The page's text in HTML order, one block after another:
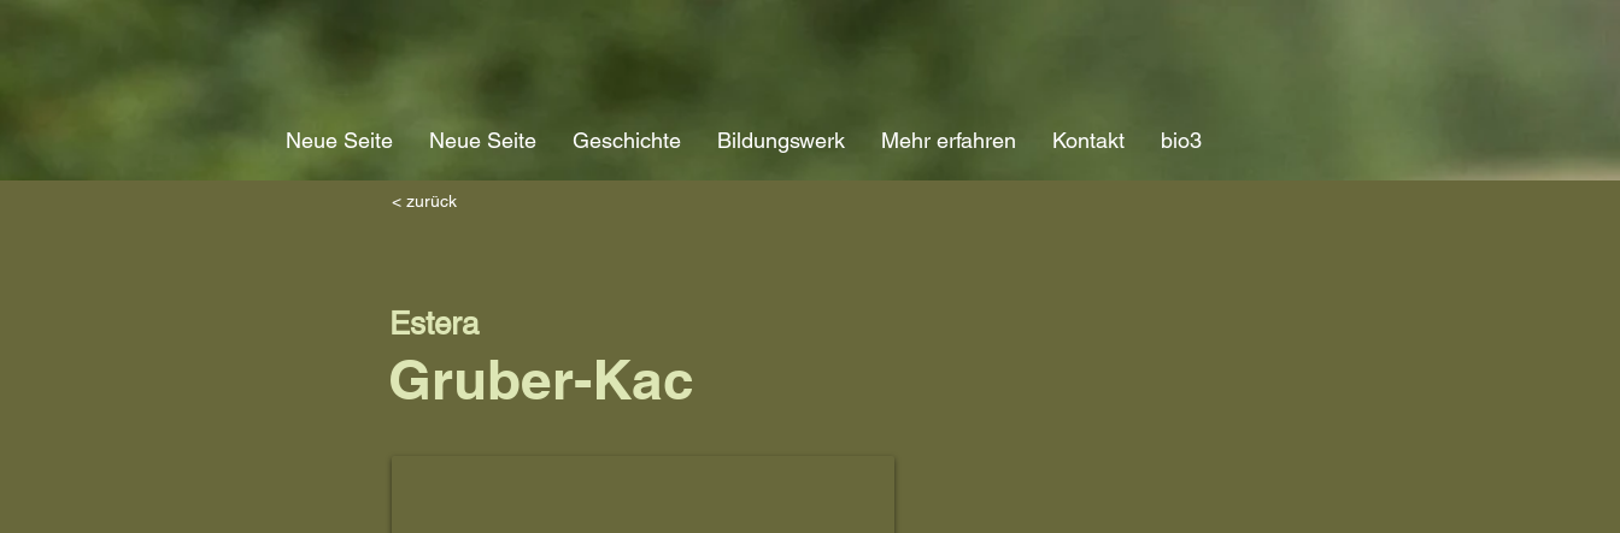
Neue Seite Neue Seite Geschichte Bildungswerk Mehr erfahren Kontakt bio3
< zurück
Gruber-Kac
Estera